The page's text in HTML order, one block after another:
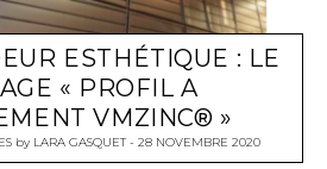
ESTHÉTIQUE : LE
« PROFIL A
VMZINC® »
by LARA GASQUET 28 NOVEMBRE 2020